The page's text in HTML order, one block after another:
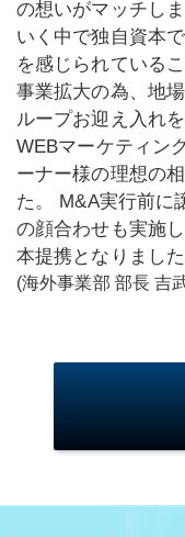
の想いがマッチし
いく中で独自資本
を感じられている
事業拡大の為、地
ループお迎え入れ
WEBマーケティン
ーナー様の理想の
た。 M&A実行前に
の顔合わせも実施
本提携となりました
(海外事業部 部長 吉